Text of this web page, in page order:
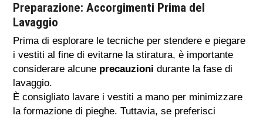
Preparazione: Accorgimenti Prima del
Lavaggio
Prima di esplorare le tecniche per stendere e piegare
i vestiti al fine di evitarne la stiratura, è importante
considerare alcune precauzioni durante la fase di
lavaggio.
È consigliato lavare i vestiti a mano per minimizzare
la formazione di pieghe. Tuttavia, se preferisci